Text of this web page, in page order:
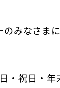
のみなさまに
・祝日・年